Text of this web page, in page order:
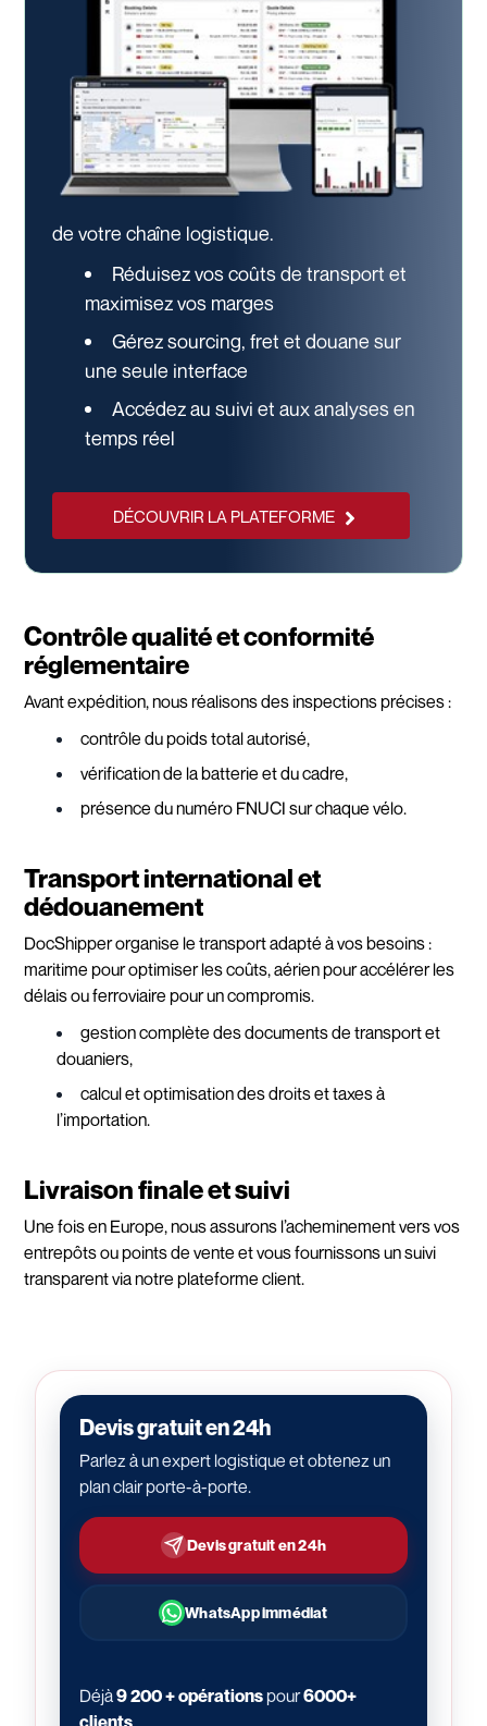
de votre chaîne logistique.
Réduisez vos coûts de transport et
maximisez vos marges
Gérez sourcing, fret et douane sur
une seule interface
Accédez au suivi et aux analyses en
temps réel
DÉCOUVRIR LA PLATEFORME
Contrôle qualité et conformité
réglementaire
Avant expédition, nous réalisons des inspections précises :
contrôle du poids total autorisé,
vérification de la batterie et du cadre,
présence du numéro FNUCI sur chaque vélo.
Transport international et
dédouanement
DocShipper organise le transport adapté à vos besoins :
maritime pour optimiser les coûts, aérien pour accélérer les
délais ou ferroviaire pour un compromis.
gestion complète des documents de transport et
douaniers,
calcul et optimisation des droits et taxes à
l’importation.
Livraison finale et suivi
Une fois en Europe, nous assurons l’acheminement vers vos
entrepôts ou points de vente et vous fournissons un suivi
transparent via notre plateforme client.
Devis gratuit en 24h
Parlez à un expert logistique et obtenez un
plan clair porte-à-porte.
Devis gratuit en 24h
WhatsApp immédiat
Déjà9 200 + opérationspour6000+
clients